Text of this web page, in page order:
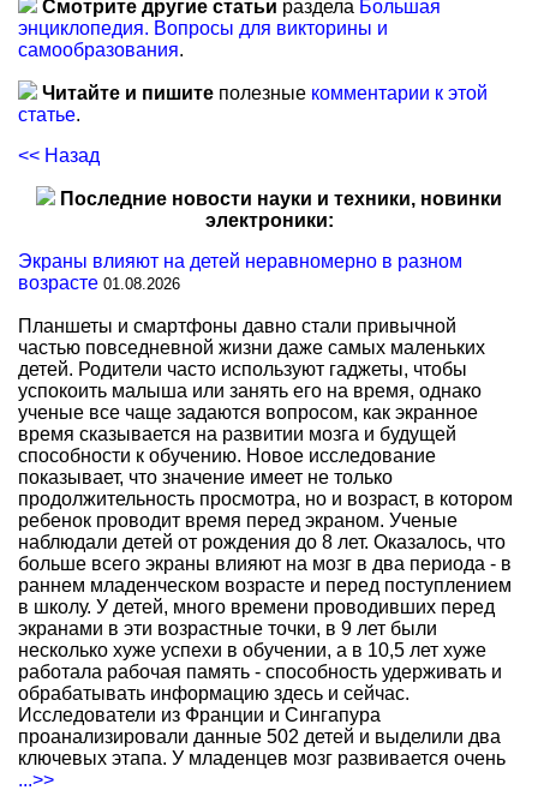
Смотрите другие статьи раздела Большая
энциклопедия. Вопросы для викторины и
самообразования.
Читайте и пишите полезные комментарии к этой
статье.
<< Назад
Последние новости науки и техники, новинки
электроники:
Экраны влияют на детей неравномерно в разном
возрасте 01.08.2026
Планшеты и смартфоны давно стали привычной
частью повседневной жизни даже самых маленьких
детей. Родители часто используют гаджеты, чтобы
успокоить малыша или занять его на время, однако
ученые все чаще задаются вопросом, как экранное
время сказывается на развитии мозга и будущей
способности к обучению. Новое исследование
показывает, что значение имеет не только
продолжительность просмотра, но и возраст, в котором
ребенок проводит время перед экраном. Ученые
наблюдали детей от рождения до 8 лет. Оказалось, что
больше всего экраны влияют на мозг в два периода - в
раннем младенческом возрасте и перед поступлением
в школу. У детей, много времени проводивших перед
экранами в эти возрастные точки, в 9 лет были
несколько хуже успехи в обучении, а в 10,5 лет хуже
работала рабочая память - способность удерживать и
обрабатывать информацию здесь и сейчас.
Исследователи из Франции и Сингапура
проанализировали данные 502 детей и выделили два
ключевых этапа. У младенцев мозг развивается очень
...>>